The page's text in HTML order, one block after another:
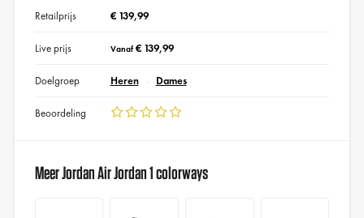
Retailprijs € 139,99
Live prijs Vanaf€ 139,99
Doelgroep Heren Dames
Beoordeling
Meer Jordan Air Jordan 1 colorways